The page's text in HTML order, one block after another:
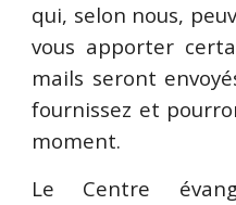
qui, selon nous,
vous apporter
mails seront
fournissez et
moment.
Le Centre